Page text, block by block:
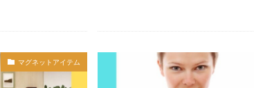
マグネットアイテム